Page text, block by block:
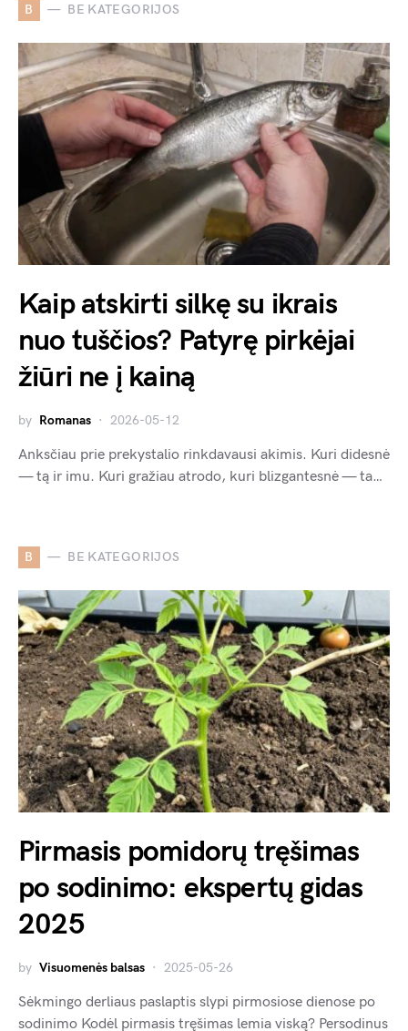
B BE KATEGORIJOS
Kaip atskirti silkę su ikrais
nuo tuščios? Patyrę pirkėjai
žiūri ne į kainą
by Romanas 2026-05-12
Anksčiau prie prekystalio rinkdavausi akimis. Kuri didesnė
— tą ir imu. Kuri gražiau atrodo, kuri blizgantesnė — ta…
B BE KATEGORIJOS
Pirmasis pomidorų tręšimas
po sodinimo: ekspertų gidas
2025
by Visuomenės balsas 2025-05-26
Sėkmingo derliaus paslaptis slypi pirmosiose dienose po
sodinimo Kodėl pirmasis tręšimas lemia viską? Persodinus